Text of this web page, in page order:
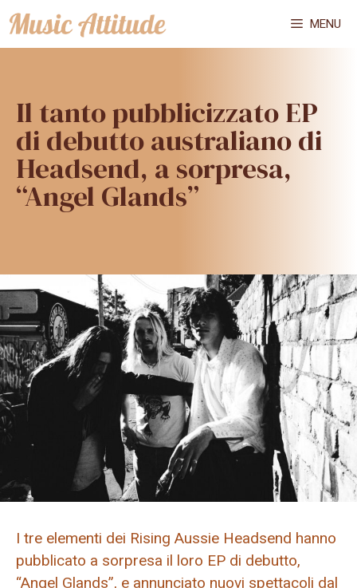
Vai
al
MENU
Il tanto pubblicizzato EP
di debutto australiano di
Headsend, a sorpresa,
“Angel Glands”
I tre elementi dei Rising Aussie Headsend hanno
pubblicato a sorpresa il loro EP di debutto,
“Angel Glands”, e annunciato nuovi spettacoli dal